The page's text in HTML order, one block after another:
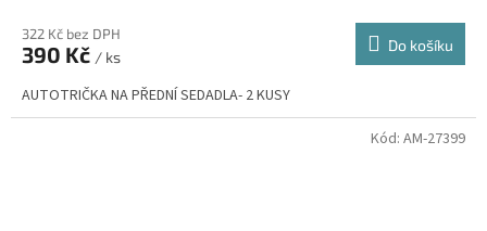
322 Kč bez DPH
390 Kč / ks
Do košíku
AUTOTRIČKA NA PŘEDNÍ SEDADLA- 2 KUSY
Kód: AM-27399